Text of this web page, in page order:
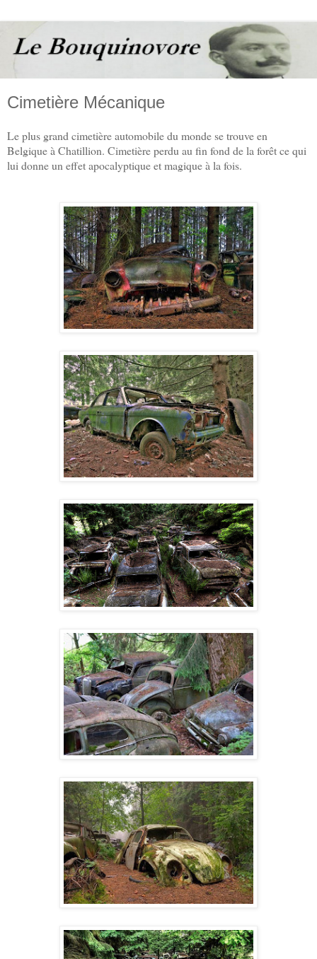
Cimetière Mécanique
Le plus grand cimetière automobile du monde se trouve en
Belgique à Chatillion. Cimetière perdu au fin fond de la forêt ce qui
lui donne un effet apocalyptique et magique à la fois.